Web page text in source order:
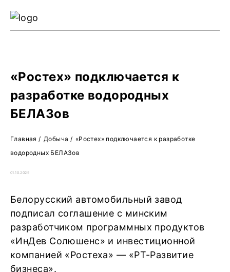
«Ростех» подключается к
разработке водородных
БЕЛАЗов
Главная / Добыча / «Ростех» подключается к разработке
водородных БЕЛАЗов
01.10.2025
Белорусский автомобильный завод
подписал соглашение с минским
разработчиком программных продуктов
«ИнДев Солюшенс» и инвестиционной
компанией «Ростеха» — «РТ-Развитие
бизнеса».